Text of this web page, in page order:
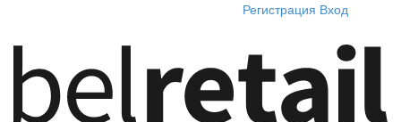
Регистрация Вход